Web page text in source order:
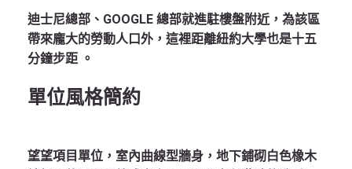
迪士尼總部、GOOGLE 總部就進駐樓盤附近，為該區
帶來龐大的勞動人口外，這裡距離紐約大學也是十五
分鐘步距 。
單位風格簡約
望望項目單位，室內曲線型牆身，地下鋪砌白色橡木